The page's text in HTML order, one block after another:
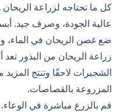
كل ما تحتاجه لزراعة
عالية الجودة، وصرف جيد.
ضع غصن الريحان في الماء،
زراعة الريحان من البذور تعد
الشجيرات لاحقًا وتنتج
المزروعة بالقصاصات.